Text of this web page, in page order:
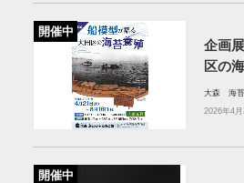
開催中
企画
区の
大森 海苔
2026年4
開催中